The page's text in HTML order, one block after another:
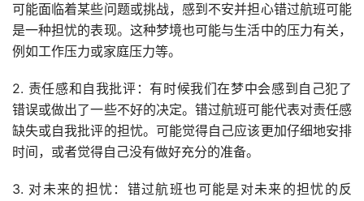
可能面临着某些问题或挑战，感到不安并担心错过航班可能
是一种担忧的表现。这种梦境也可能与生活中的压力有关，
例如工作压力或家庭压力等。
2. 责任感和自我批评：有时候我们在梦中会感到自己犯了
错误或做出了一些不好的决定。错过航班可能代表对责任感
缺失或自我批评的担忧。可能觉得自己应该更加仔细地安排
时间，或者觉得自己没有做好充分的准备。
3. 对未来的担忧：错过航班也可能是对未来的担忧的反